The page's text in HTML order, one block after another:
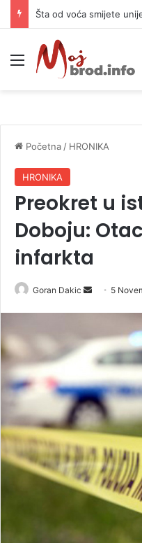
Meni
Početna / HRONIKA
HRONIKA
Preokret u
Doboju:
infarkta
Goran Dakic
d
a
e
m
a
l
5